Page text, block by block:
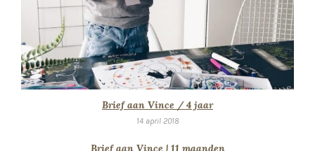
Brief aan Vince / 4 jaar
14 april 2018
Brief aan Vince | 11 maanden